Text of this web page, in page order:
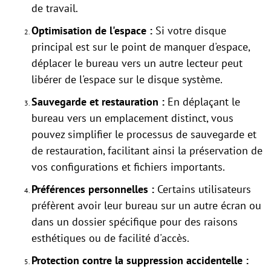
de travail.
Optimisation de l'espace : Si votre disque
principal est sur le point de manquer d'espace,
déplacer le bureau vers un autre lecteur peut
libérer de l'espace sur le disque système.
Sauvegarde et restauration : En déplaçant le
bureau vers un emplacement distinct, vous
pouvez simplifier le processus de sauvegarde et
de restauration, facilitant ainsi la préservation de
vos configurations et fichiers importants.
Préférences personnelles : Certains utilisateurs
préfèrent avoir leur bureau sur un autre écran ou
dans un dossier spécifique pour des raisons
esthétiques ou de facilité d'accès.
Protection contre la suppression accidentelle :